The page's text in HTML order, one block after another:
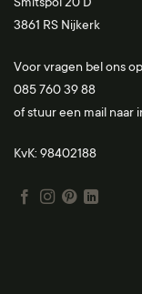
Smitspol 20 D
3861 RS Nijkerk
Voor vragen bel ons op
085 760 39 88
of stuur een mail naar
KvK: 98402188